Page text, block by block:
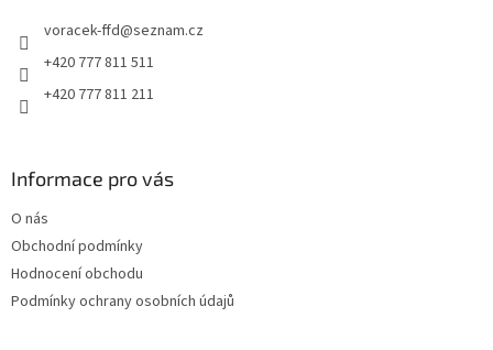
voracek-ffd@seznam.cz
+420 777 811 511
+420 777 811 211
Informace pro vás
O nás
Obchodní podmínky
Hodnocení obchodu
Podmínky ochrany osobních údajů